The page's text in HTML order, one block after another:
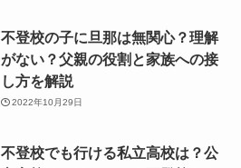
不登校の子に旦那は無関心？理解
がない？父親の役割と家族への接
し方を解説
2022年10月29日
不登校でも行ける私立高校は？公